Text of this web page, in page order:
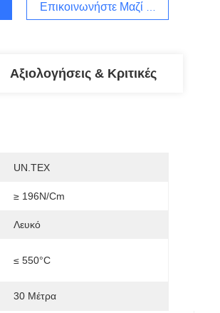
Επικοινωνήστε Μαζί Μας
Αξιολογήσεις & Κριτικές
UN.TEX
≥ 196N/cm
Λευκό
≤ 550°C
30 Μέτρα